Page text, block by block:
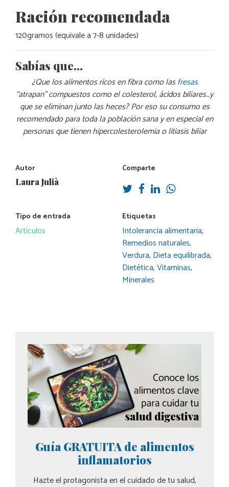
Autor
Laura Julià
Comparte
Tipo de entrada
Artículos
Etiquetas
Intolerancia alimentaria,
Remedios naturales,
Verdura, Dieta equilibrada,
Dietética,Vitaminas,
Minerales
Ración recomendada
120gramos (equivale a 7-8 unidades)
Sabías que…
¿Que los alimentos ricos en fibra como lasfresas
“atrapan” compuestos como el colesterol, ácidos biliares…y
que se eliminan junto las heces? Por eso su consumo es
recomendado para toda la población sana y en especial en
personas que tienen hipercolesterolemia o litiasis biliar
Guía GRATUITA de alimentos
inflamatorios
Hazte el protagonista en el cuidado de tu salud,